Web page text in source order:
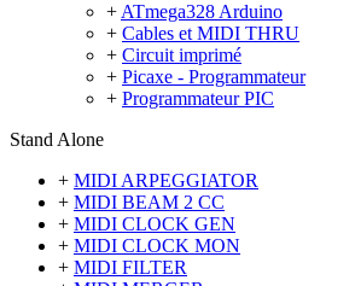
+ ATmega328 Arduino
+ Cables et MIDI THRU
+ Circuit imprimé
+ Picaxe - Programmateur
+ Programmateur PIC
Stand Alone
+ MIDI ARPEGGIATOR
+ MIDI BEAM 2 CC
+ MIDI CLOCK GEN
+ MIDI CLOCK MON
+ MIDI FILTER